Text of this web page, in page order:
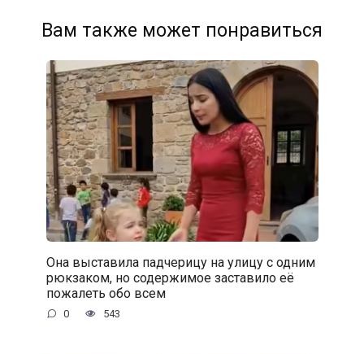
Вам также может понравиться
Она выставила падчерицу на улицу с одним
рюкзаком, но содержимое заставило её
пожалеть обо всем
0 543